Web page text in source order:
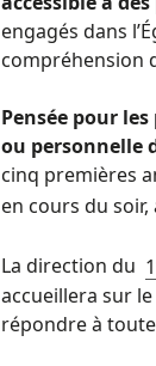
engagés dans
compréhension
Pensée pour
ou personnelle
cinq premières
en cours du soir,
La direction du 1
accueillera sur
répondre à